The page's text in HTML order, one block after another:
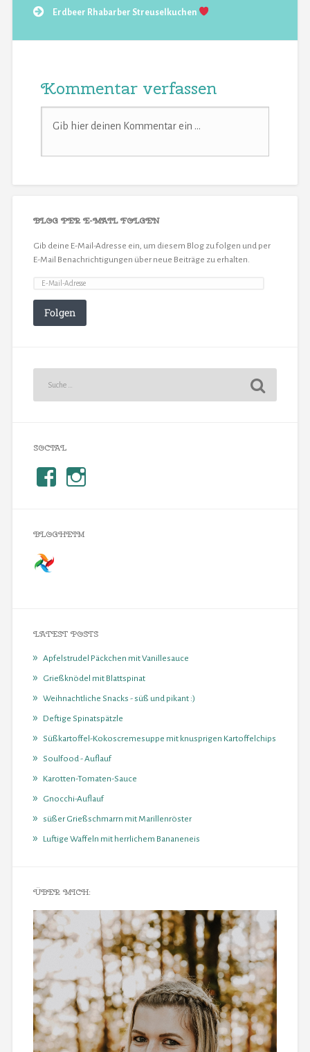
Erdbeer Rhabarber Streuselkuchen
Kommentar verfassen
BLOG PER E-MAIL FOLGEN
Gib deine E-Mail-Adresse ein, um diesem Blog zu folgen und per
E-Mail Benachrichtigungen über neue Beiträge zu erhalten.
Folgen
SOCIAL
BLOGHEIM
LATEST POSTS
Apfelstrudel Päckchen mit Vanillesauce
Grießknödel mit Blattspinat
Weihnachtliche Snacks - süß und pikant :)
Deftige Spinatspätzle
Süßkartoffel-Kokoscremesuppe mit knusprigen Kartoffelchips
Soulfood - Auflauf
Karotten-Tomaten-Sauce
Gnocchi-Auflauf
süßer Grießschmarrn mit Marillenröster
Luftige Waffeln mit herrlichem Bananeneis
ÜBER MICH: